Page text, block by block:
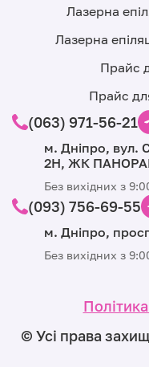
Лазерна
Лазерна
Прайс
Прайс
(063) 971-56-21
м. Дніпро, вул.
2Н, ЖК
Без вихідних з
(093) 756-69-55
м. Дніпро,
Без вихідних з
© Усі права